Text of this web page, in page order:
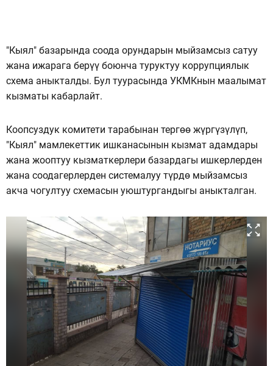
"Кыял" базарында соода орундарын мыйзамсыз сатуу
жана ижарага берүү боюнча туруктуу коррупциялык
схема аныкталды. Бул туурасында УКМКнын маалымат
кызматы кабарлайт.
Коопсуздук комитети тарабынан тергөө жүргүзүлүп,
"Кыял" мамлекеттик ишканасынын кызмат адамдары
жана жооптуу кызматкерлери базардагы ишкерлерден
жана соодагерлерден системалуу түрдө мыйзамсыз
акча чогултуу схемасын уюштургандыгы аныкталган.